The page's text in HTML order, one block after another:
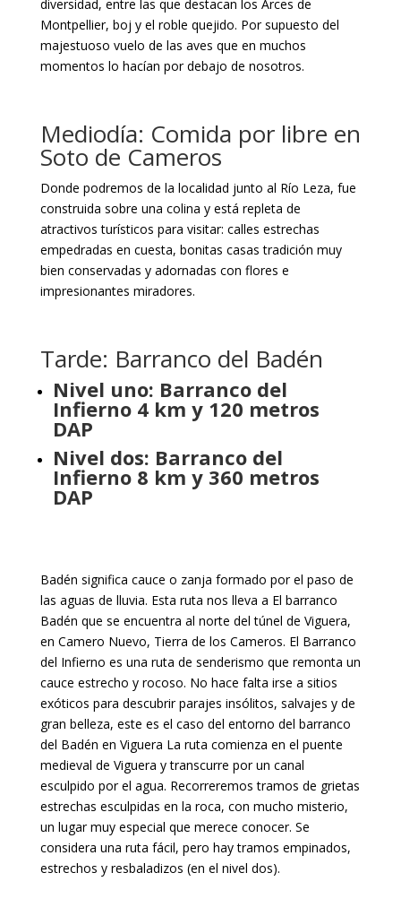
diversidad, entre las que destacan los Arces de
Montpellier, boj y el roble quejido. Por supuesto del
majestuoso vuelo de las aves que en muchos
momentos lo hacían por debajo de nosotros.
Mediodía: Comida por libre en
Soto de Cameros
Donde podremos de la localidad junto al Río Leza, fue
construida sobre una colina y está repleta de
atractivos turísticos para visitar: calles estrechas
empedradas en cuesta, bonitas casas tradición muy
bien conservadas y adornadas con flores e
impresionantes miradores.
Tarde: Barranco del Badén
Nivel uno: Barranco del
Infierno 4 km y 120 metros
DAP
Nivel dos: Barranco del
Infierno 8 km y 360 metros
DAP
Badén significa cauce o zanja formado por el paso de
las aguas de lluvia. Esta ruta nos lleva a El barranco
Badén que se encuentra al norte del túnel de Viguera,
en Camero Nuevo, Tierra de los Cameros. El Barranco
del Infierno es una ruta de senderismo que remonta un
cauce estrecho y rocoso. No hace falta irse a sitios
exóticos para descubrir parajes insólitos, salvajes y de
gran belleza, este es el caso del entorno del barranco
del Badén en Viguera La ruta comienza en el puente
medieval de Viguera y transcurre por un canal
esculpido por el agua. Recorreremos tramos de grietas
estrechas esculpidas en la roca, con mucho misterio,
un lugar muy especial que merece conocer. Se
considera una ruta fácil, pero hay tramos empinados,
estrechos y resbaladizos (en el nivel dos).